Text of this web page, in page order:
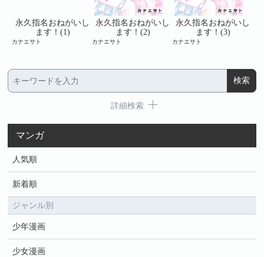
永久指名おねがいし
ます！(1)
カナエサト
永久指名おねがいし
ます！(2)
カナエサト
永久指名おねがいし
ます！(3)
カナエサト
詳細検索
マンガ
人気順
新着順
ジャンル別
少年漫画
少女漫画